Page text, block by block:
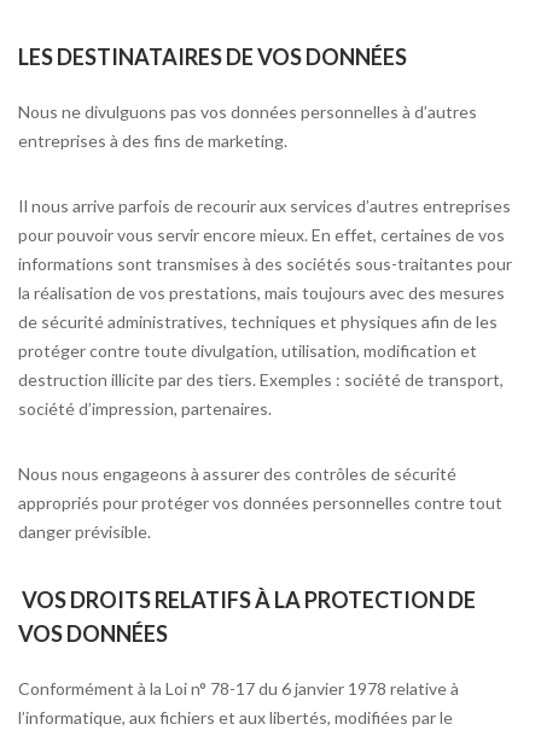
LES DESTINATAIRES DE VOS DONNÉES
Nous ne divulguons pas vos données personnelles à d’autres
entreprises à des fins de marketing.
Il nous arrive parfois de recourir aux services d’autres entreprises
pour pouvoir vous servir encore mieux. En effet, certaines de vos
informations sont transmises à des sociétés sous-traitantes pour
la réalisation de vos prestations, mais toujours avec des mesures
de sécurité administratives, techniques et physiques afin de les
protéger contre toute divulgation, utilisation, modification et
destruction illicite par des tiers. Exemples : société de transport,
société d’impression, partenaires.
Nous nous engageons à assurer des contrôles de sécurité
appropriés pour protéger vos données personnelles contre tout
danger prévisible.
VOS DROITS RELATIFS À LA PROTECTION DE
VOS DONNÉES
Conformément à la Loi n° 78-17 du 6 janvier 1978 relative à
l’informatique, aux fichiers et aux libertés, modifiées par le